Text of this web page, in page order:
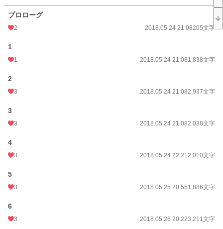
お気に入り
初回公開日時
初回完結日時
週間ポイント
月間ポイント
年間ポイント
累計ポイント
プロローグ
2 2018.05.24 21:08205文字
1
1 2018.05.24 21:081,838文字
2
3 2018.05.24 21:082,937文字
3
3 2018.05.24 21:082,038文字
4
3 2018.05.24 22:212,010文字
5
3 2018.05.25 20:551,886文字
6
3 2018.05.26 20:223,211文字